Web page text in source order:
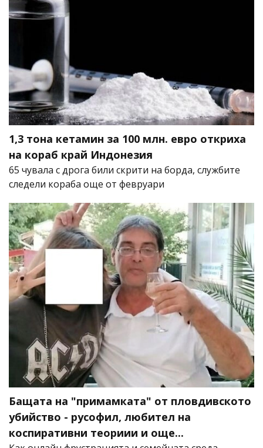
1,3 тона кетамин за 100 млн. евро откриха
на кораб край Индонезия
65 чувала с дрога били скрити на борда, службите
следели кораба още от февруари
Бащата на "примамката" от пловдивското
убийство - русофил, любител на
коспиративни теориии и още...